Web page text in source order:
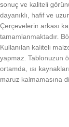
sonuç ve kaliteli
dayanıklı, hafif ve
Çerçevelerin arkası
tamamlanmaktadır.
Kullanılan kaliteli
yapmaz. Tablonuzun
ortamda, ısı
maruz kalmamasına